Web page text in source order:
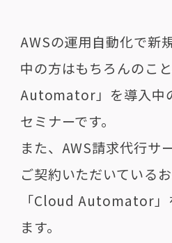
AWSの運用自動化で新
中の方はもちろんのこ
Automator」を導入中
セミナーです。
また、AWS請求代行サ
ご契約いただいている
「Cloud Automator」
ます。